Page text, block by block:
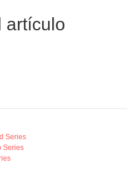
artículo
Series
Series